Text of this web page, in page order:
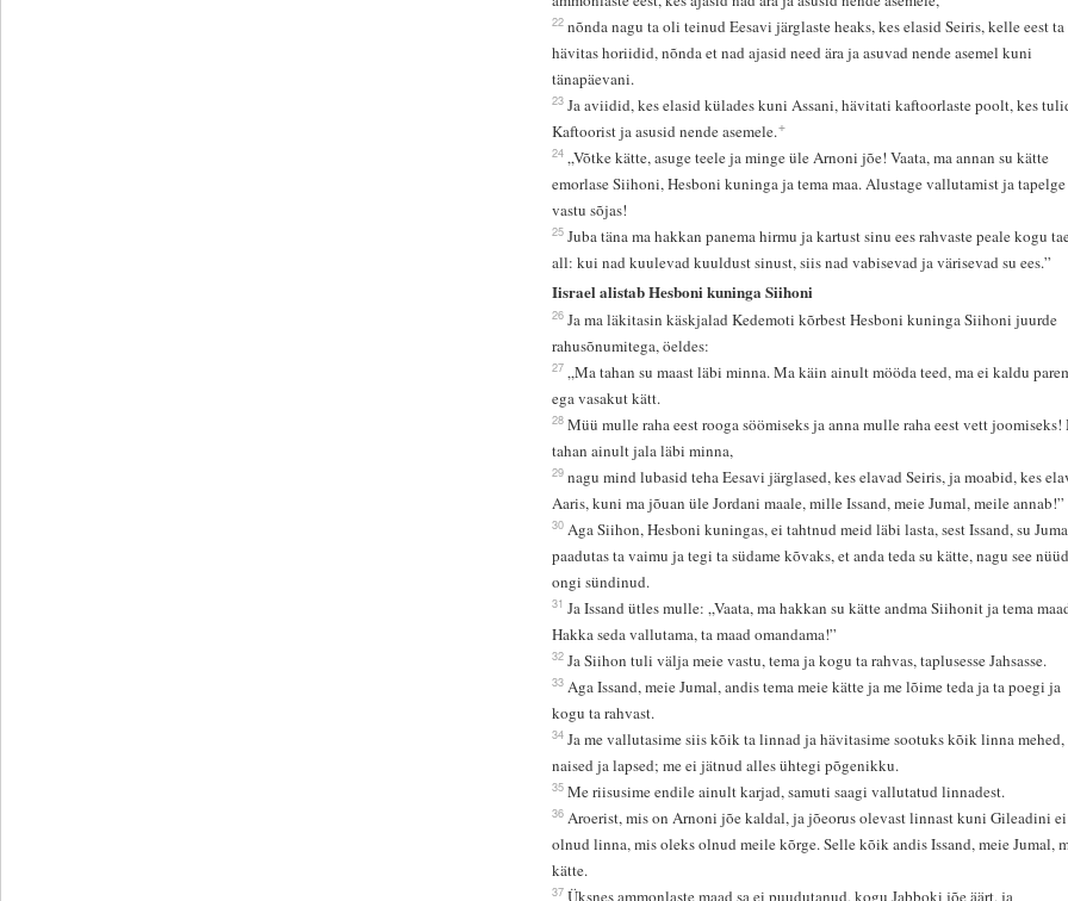
22 nõnda nagu ta oli teinud Eesavi järglaste heaks, kes elasid Seiris, kelle eest ta
hävitas horiidid, nõnda et nad ajasid need ära ja asuvad nende asemel kuni
tänapäevani.
23 Ja aviidid, kes elasid külades kuni Assani, hävitati kaftoorlaste poolt, kes
Kaftoorist ja asusid nende asemele.+
24 „Võtke kätte, asuge teele ja minge üle Arnoni jõe! Vaata, ma annan su kätte
emorlase Siihoni, Hesboni kuninga ja tema maa. Alustage vallutamist ja tapelge
vastu sõjas!
25 Juba täna ma hakkan panema hirmu ja kartust sinu ees rahvaste peale kogu
all: kui nad kuulevad kuuldust sinust, siis nad vabisevad ja värisevad su ees.”
Iisrael alistab Hesboni kuninga Siihoni
26 Ja ma läkitasin käskjalad Kedemoti kõrbest Hesboni kuninga Siihoni juurde
rahusõnumitega, öeldes:
27 „Ma tahan su maast läbi minna. Ma käin ainult mööda teed, ma ei kaldu
ega vasakut kätt.
28 Müü mulle raha eest rooga söömiseks ja anna mulle raha eest vett joomiseks!
tahan ainult jala läbi minna,
29 nagu mind lubasid teha Eesavi järglased, kes elavad Seiris, ja moabid, kes
Aaris, kuni ma jõuan üle Jordani maale, mille Issand, meie Jumal, meile annab!”
30 Aga Siihon, Hesboni kuningas, ei tahtnud meid läbi lasta, sest Issand, su
paadutas ta vaimu ja tegi ta südame kõvaks, et anda teda su kätte, nagu see nüüd
ongi sündinud.
31 Ja Issand ütles mulle: „Vaata, ma hakkan su kätte andma Siihonit ja tema
Hakka seda vallutama, ta maad omandama!”
32 Ja Siihon tuli välja meie vastu, tema ja kogu ta rahvas, taplusesse Jahsasse.
33 Aga Issand, meie Jumal, andis tema meie kätte ja me lõime teda ja ta poegi ja
kogu ta rahvast.
34 Ja me vallutasime siis kõik ta linnad ja hävitasime sootuks kõik linna mehed,
naised ja lapsed; me ei jätnud alles ühtegi põgenikku.
35 Me riisusime endile ainult karjad, samuti saagi vallutatud linnadest.
36 Aroerist, mis on Arnoni jõe kaldal, ja jõeorus olevast linnast kuni Gileadini ei
olnud linna, mis oleks olnud meile kõrge. Selle kõik andis Issand, meie Jumal,
kätte.
37 Üksnes ammonlaste maad sa ei puudutanud, kogu Jabboki jõe äärt, ja